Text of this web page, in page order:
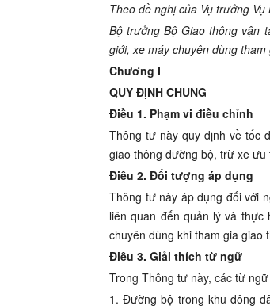
Theo đề nghịcủa Vụ trưởng Vụ
Bộ trưởngBộ Giao thông vận t
giới, xe máychuyên dùng tham
Chương I
QUY ĐỊNH CHUNG
Điều 1. Phạm vi điều chỉnh
Thông tư này quy định về tốc
giao thông đường bộ, trừ xe
Điều 2. Đối tượng áp dụng
Thông tư này áp dụng đối với
liên quan đến quản lý và thực
chuyên dùng khi tham gia giao t
Điều 3. Giải thích từ ngữ
Trong Thông tư này, các từ ngữ
1. Đường bộ trong khu đông